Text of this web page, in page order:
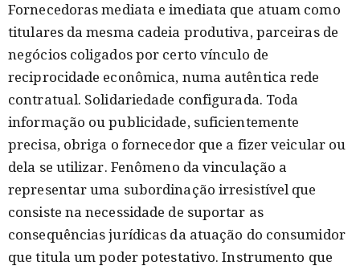
Fornecedoras mediata e imediata que atuam como
titulares da mesma cadeia produtiva, parceiras de
negócios coligados por certo vínculo de
reciprocidade econômica, numa autêntica rede
contratual. Solidariedade configurada. Toda
informação ou publicidade, suficientemente
precisa, obriga o fornecedor que a fizer veicular ou
dela se utilizar. Fenômeno da vinculação a
representar uma subordinação irresistível que
consiste na necessidade de suportar as
consequências jurídicas da atuação do consumidor
que titula um poder potestativo. Instrumento que